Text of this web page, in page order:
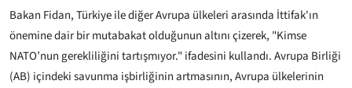
Bakan Fidan, Türkiye ile diğer Avrupa ülkeleri arasında İttifak'ın
önemine dair bir mutabakat olduğunun altını çizerek, "Kimse
NATO’nun gerekliliğini tartışmıyor." ifadesini kullandı. Avrupa Birliği
(AB) içindeki savunma işbirliğinin artmasının, Avrupa ülkelerinin